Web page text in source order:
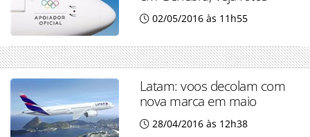
02/05/2016 às 11h55
Latam: voos decolam com
nova marca em maio
28/04/2016 às 12h38